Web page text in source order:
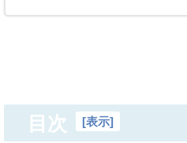
目次 [表示]